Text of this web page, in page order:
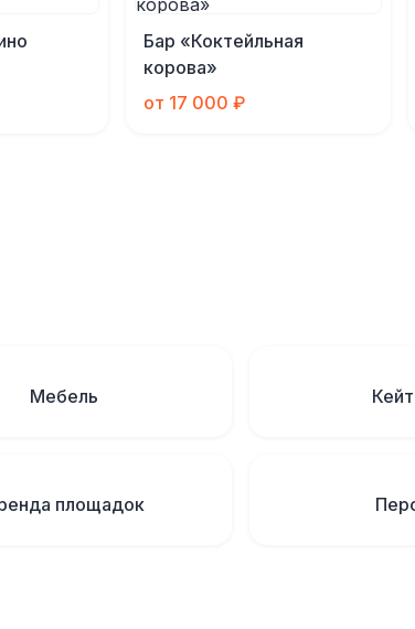
Бар «Коктейльная
корова»
от 17 000 ₽
Мебель
площадок